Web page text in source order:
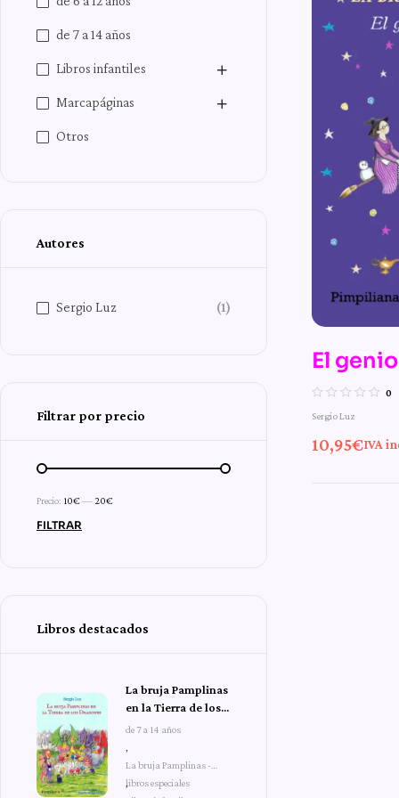
El
Las
de la
0
Sergio Luz
10,95€IVA
de 7 a 14 años
Libros infantiles
Marcapáginas
Otros
Autores
Sergio Luz (1)
Filtrar por precio
FILTRAR
Precio: 10€— 20€
Libros destacados
La bruja Pamplinas
en la Tierra de los
Dragones
de 7 a 14 años
,
La bruja Pamplinas -
libros especiales
,